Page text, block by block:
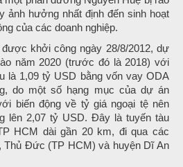
ảnh hưởng nhất định đến sinh hoạt
của các doanh nghiệp.
khởi công ngày 28/8/2012, dự
năm 2020 (trước đó là 2018) với
là 1,09 tỷ USD bằng vốn vay ODA
do một số hạng mục của dự án
biến động về tỷ giá ngoại tệ nên
lên 2,07 tỷ USD. Đây là tuyến tàu
HCM dài gần 20 km, đi qua các
Thủ Đức (TP HCM) và huyện Dĩ An